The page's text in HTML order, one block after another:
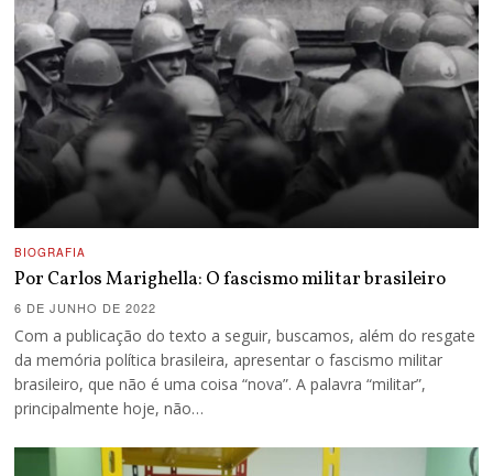
BIOGRAFIA
Por Carlos Marighella: O fascismo militar brasileiro
6 DE JUNHO DE 2022
Com a publicação do texto a seguir, buscamos, além do resgate
da memória política brasileira, apresentar o fascismo militar
brasileiro, que não é uma coisa “nova”. A palavra “militar”,
principalmente hoje, não…